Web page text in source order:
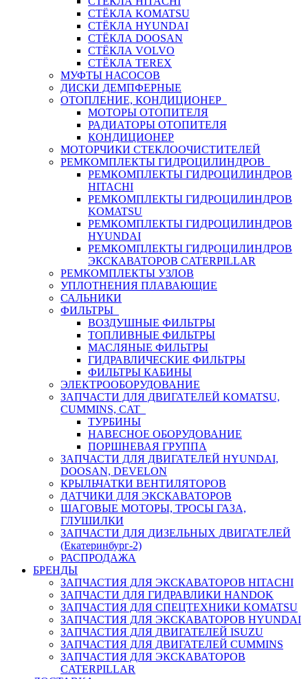
СТЁКЛА KOMATSU
СТЁКЛА HYUNDAI
СТЁКЛА DOOSAN
СТЁКЛА VOLVO
СТЁКЛА TEREX
МУФТЫ НАСОСОВ
ДИСКИ ДЕМПФЕРНЫЕ
ОТОПЛЕНИЕ, КОНДИЦИОНЕР
МОТОРЫ ОТОПИТЕЛЯ
РАДИАТОРЫ ОТОПИТЕЛЯ
КОНДИЦИОНЕР
МОТОРЧИКИ СТЕКЛООЧИСТИТЕЛЕЙ
РЕМКОМПЛЕКТЫ ГИДРОЦИЛИНДРОВ
РЕМКОМПЛЕКТЫ ГИДРОЦИЛИНДРОВ
HITACHI
РЕМКОМПЛЕКТЫ ГИДРОЦИЛИНДРОВ
KOMATSU
РЕМКОМПЛЕКТЫ ГИДРОЦИЛИНДРОВ
HYUNDAI
РЕМКОМПЛЕКТЫ ГИДРОЦИЛИНДРОВ
ЭКСКАВАТОРОВ CATERPILLAR
РЕМКОМПЛЕКТЫ УЗЛОВ
УПЛОТНЕНИЯ ПЛАВАЮЩИЕ
САЛЬНИКИ
ФИЛЬТРЫ
ВОЗДУШНЫЕ ФИЛЬТРЫ
ТОПЛИВНЫЕ ФИЛЬТРЫ
МАСЛЯНЫЕ ФИЛЬТРЫ
ГИДРАВЛИЧЕСКИЕ ФИЛЬТРЫ
ФИЛЬТРЫ КАБИНЫ
ЭЛЕКТРООБОРУДОВАНИЕ
ЗАПЧАСТИ ДЛЯ ДВИГАТЕЛЕЙ KOMATSU,
CUMMINS, CAT
ТУРБИНЫ
НАВЕСНОЕ ОБОРУДОВАНИЕ
ПОРШНЕВАЯ ГРУППА
ЗАПЧАСТИ ДЛЯ ДВИГАТЕЛЕЙ HYUNDAI,
DOOSAN, DEVELON
КРЫЛЬЧАТКИ ВЕНТИЛЯТОРОВ
ДАТЧИКИ ДЛЯ ЭКСКАВАТОРОВ
ШАГОВЫЕ МОТОРЫ, ТРОСЫ ГАЗА,
ГЛУШИЛКИ
ЗАПЧАСТИ ДЛЯ ДИЗЕЛЬНЫХ ДВИГАТЕЛЕЙ
(Екатеринбург-2)
РАСПРОДАЖА
БРЕНДЫ
ЗАПЧАСТИЯ ДЛЯ ЭКСКАВАТОРОВ HITACHI
ЗАПЧАСТИ ДЛЯ ГИДРАВЛИКИ HANDOK
ЗАПЧАСТИЯ ДЛЯ СПЕЦТЕХНИКИ KOMATSU
ЗАПЧАСТИЯ ДЛЯ ЭКСКАВАТОРОВ HYUNDAI
ЗАПЧАСТИЯ ДЛЯ ДВИГАТЕЛЕЙ ISUZU
ЗАПЧАСТИЯ ДЛЯ ДВИГАТЕЛЕЙ CUMMINS
ЗАПЧАСТИЯ ДЛЯ ЭКСКАВАТОРОВ
CATERPILLAR